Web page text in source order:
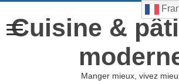
Cuisine &
Manger mieux, vivez